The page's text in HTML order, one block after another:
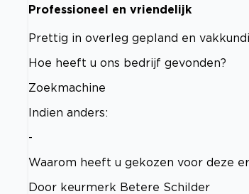
Professioneel en vriendelijk
Prettig in overleg gepland en
Hoe heeft u ons bedrijf gevonden?
Zoekmachine
Indien anders:
-
Waarom heeft u gekozen voor deze
Door keurmerk Betere Schilder